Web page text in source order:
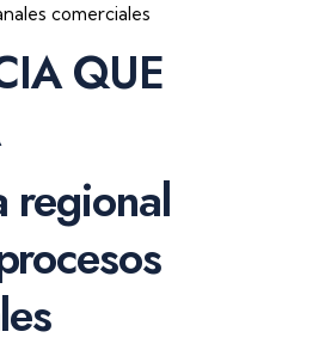
comerciales
QUE
regional